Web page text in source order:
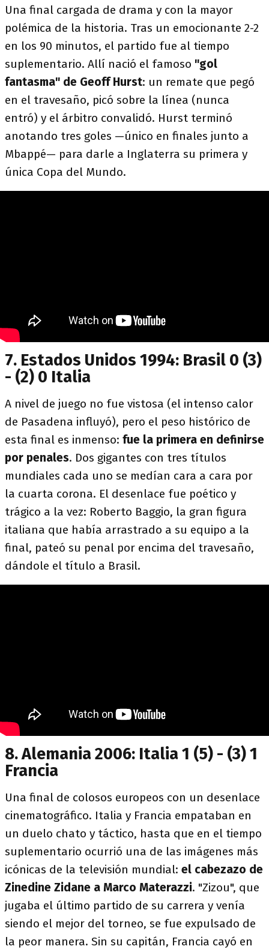
Una final cargada de drama y con la mayor
polémica de la historia. Tras un emocionante 2-2
en los 90 minutos, el partido fue al tiempo
suplementario. Allí nació el famoso "gol
fantasma" de Geoff Hurst: un remate que pegó
en el travesaño, picó sobre la línea (nunca
entró) y el árbitro convalidó. Hurst terminó
anotando tres goles —único en finales junto a
Mbappé— para darle a Inglaterra su primera y
única Copa del Mundo.
7. Estados Unidos 1994: Brasil 0 (3)
- (2) 0 Italia
A nivel de juego no fue vistosa (el intenso calor
de Pasadena influyó), pero el peso histórico de
esta final es inmenso: fue la primera en definirse
por penales. Dos gigantes con tres títulos
mundiales cada uno se medían cara a cara por
la cuarta corona. El desenlace fue poético y
trágico a la vez: Roberto Baggio, la gran figura
italiana que había arrastrado a su equipo a la
final, pateó su penal por encima del travesaño,
dándole el título a Brasil.
8. Alemania 2006: Italia 1 (5) - (3) 1
Francia
Una final de colosos europeos con un desenlace
cinematográfico. Italia y Francia empataban en
un duelo chato y táctico, hasta que en el tiempo
suplementario ocurrió una de las imágenes más
icónicas de la televisión mundial: el cabezazo de
Zinedine Zidane a Marco Materazzi. "Zizou", que
jugaba el último partido de su carrera y venía
siendo el mejor del torneo, se fue expulsado de
la peor manera. Sin su capitán, Francia cayó en